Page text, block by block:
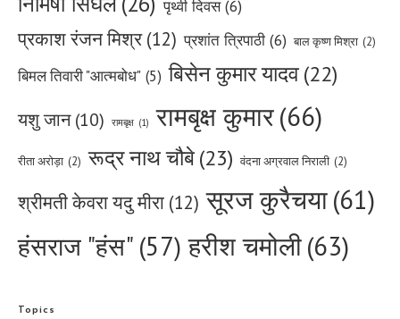
पृथ्वी दिवस (6)
प्रकाश रंजन मिश्र (12) प्रशांत त्रिपाठी (6) बाल कृष्ण मिश्रा (2)
बिमल तिवारी "आत्मबोध" (5) बिसेन कुमार यादव(22)
यशु जान (10) रामबृक्ष (1) रामबृक्ष कुमार(66)
रीता अरोड़ा (2) रूद्र नाथ चौबे(23) वंदना अग्रवाल निराली (2)
श्रीमती केवरा यदु मीरा (12) सूरज कुरैचया(61)
हंसराज "हंस" (57) हरीश चमोली(63)
Topics